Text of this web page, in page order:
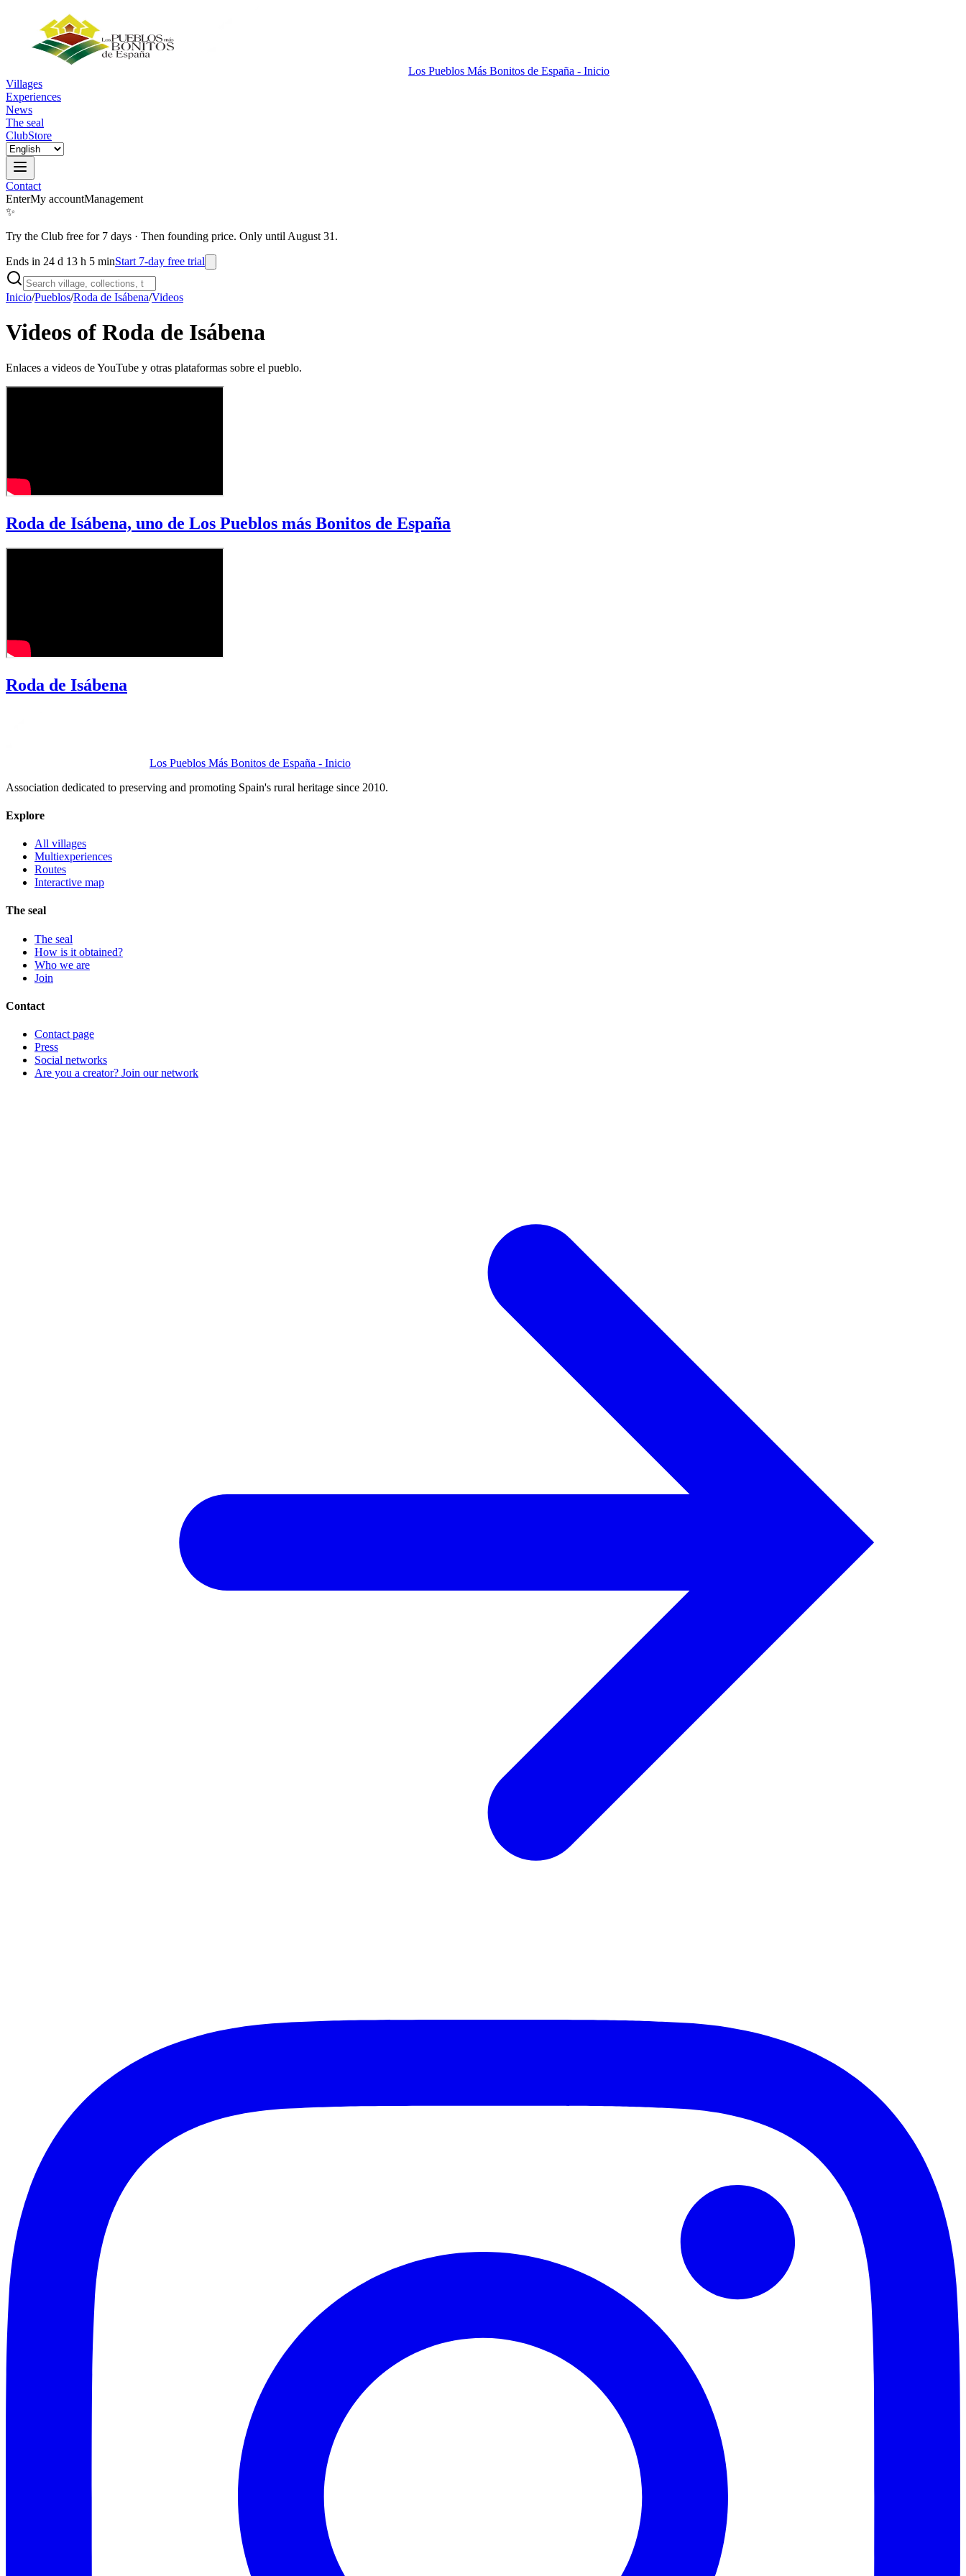
Los Pueblos Más Bonitos de España - Inicio
Villages
Experiences
News
The seal
ClubStore
Contact
EnterMy accountManagement
✨
Try the Club free for 7 days · Then founding price. Only until August 31.
Ends in 24 d 13 h 5 minStart 7-day free trial
Inicio/Pueblos/Roda de Isábena/Videos
Videos of Roda de Isábena
Enlaces a videos de YouTube y otras plataformas sobre el pueblo.
Roda de Isábena, uno de Los Pueblos más Bonitos de España
Roda de Isábena
Los Pueblos Más Bonitos de España - Inicio
Association dedicated to preserving and promoting Spain's rural heritage since 2010.
Explore
All villages
Multiexperiences
Routes
Interactive map
The seal
The seal
How is it obtained?
Who we are
Join
Contact
Contact page
Press
Social networks
Are you a creator? Join our network